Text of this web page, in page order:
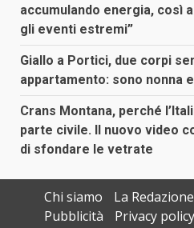
accumulando energia, così
gli eventi estremi”
Giallo a Portici, due corpi
appartamento: sono nonna
Crans Montana, perché
parte civile. Il nuovo video
di sfondare le vetrate
Chi siamo
La
Pubblicità
Privacy policy